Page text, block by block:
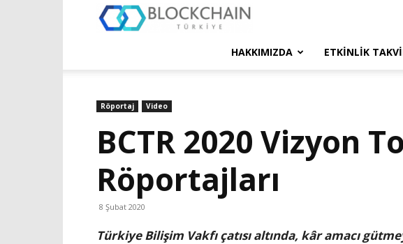
Türkiye
HAKKIMIZDA ETKINLIK
Röportaj Video
BCTR 2020 Vizyon
Röportajları
8 Şubat 2020
Türkiye Bilişim Vakfı çatısı altında, kâr amacı